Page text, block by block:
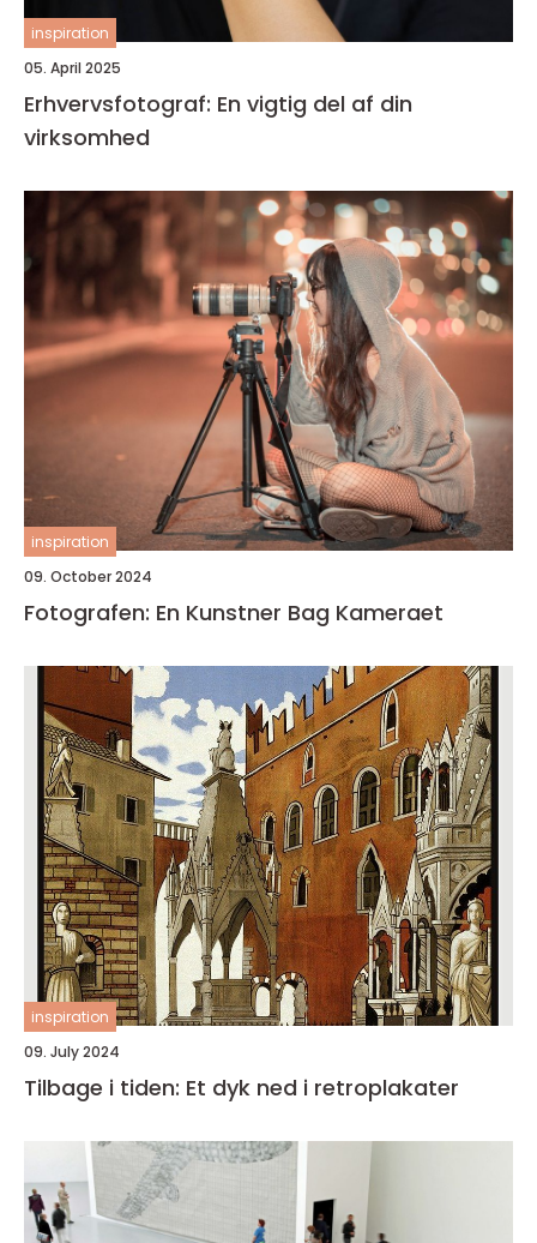
inspiration
05. April 2025
Erhvervsfotograf: En vigtig del af din
virksomhed
inspiration
09. October 2024
Fotografen: En Kunstner Bag Kameraet
inspiration
09. July 2024
Tilbage i tiden: Et dyk ned i retroplakater